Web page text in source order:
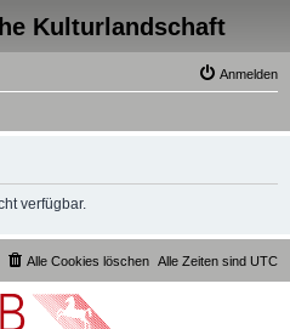
Kulturlandschaft
Anmelden
verfügbar.
Alle Zeiten sind UTC
Alle Cookies löschen